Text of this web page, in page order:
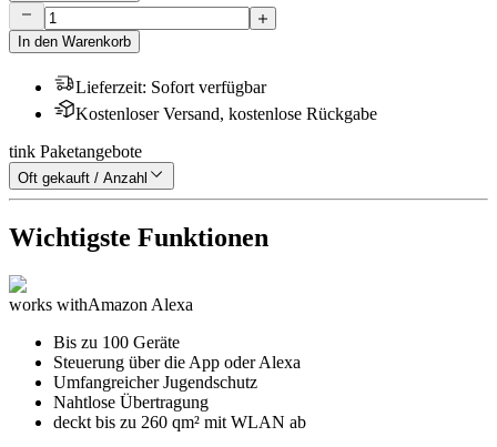
In den Warenkorb
Lieferzeit: Sofort verfügbar
Kostenloser Versand, kostenlose Rückgabe
tink Paketangebote
Oft gekauft / Anzahl
Wichtigste Funktionen
works withAmazon Alexa
Bis zu 100 Geräte
Steuerung über die App oder Alexa
Umfangreicher Jugendschutz
Nahtlose Übertragung
deckt bis zu 260 qm² mit WLAN ab